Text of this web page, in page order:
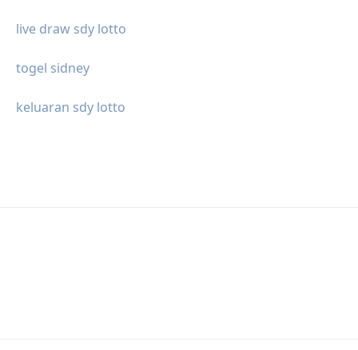
live draw sdy lotto
togel sidney
keluaran sdy lotto